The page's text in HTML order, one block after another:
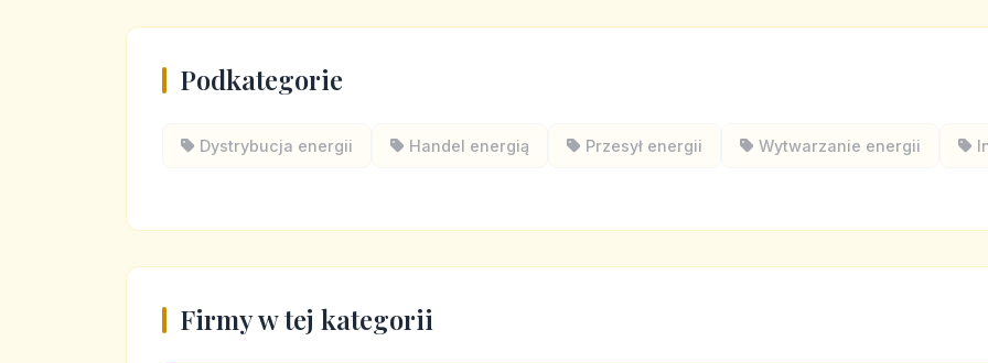
Podkategorie
Dystrybucja energii Handel energią Przesył energii Wytwarzanie energii
Firmy w tej kategorii